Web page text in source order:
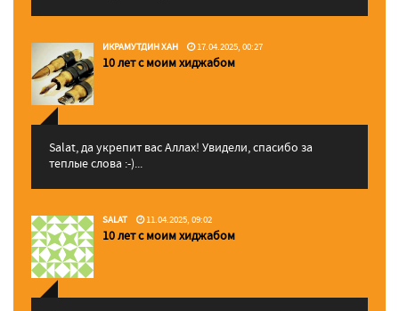
ИКРАМУТДИН ХАН 17.04.2025, 00:27
10 лет с моим хиджабом
Salat, да укрепит вас Аллаx! Увидели, спасибо за
теплые слова :-)...
SALAT 11.04.2025, 09:02
10 лет с моим хиджабом